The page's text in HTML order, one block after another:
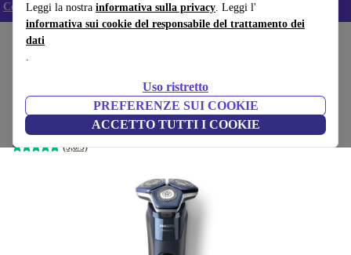
Leggi la nostra informativa sulla privacy. Leggi l'
informativa sui cookie del responsabile del trattamento dei
dati
.
Uso ristretto
PREFERENZE SUI COOKIE
ACCETTO TUTTI I COOKIE
Condizioni
Home
Philips Shaver Series 7000 Rasoio
elettrico a umido e a secco
nero/blu
(5,0/5)